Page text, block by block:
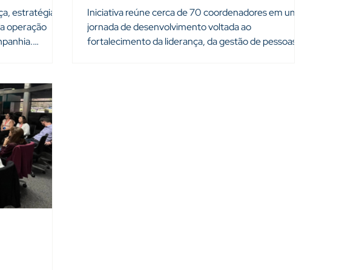
estratégia e
operação
e
sejam
dia. Foi com
iniciou, em
Iniciativa reúne cerca de 70 coordenadores em uma
jornada de desenvolvimento voltada ao
fortalecimento da liderança, da gestão de pessoas e